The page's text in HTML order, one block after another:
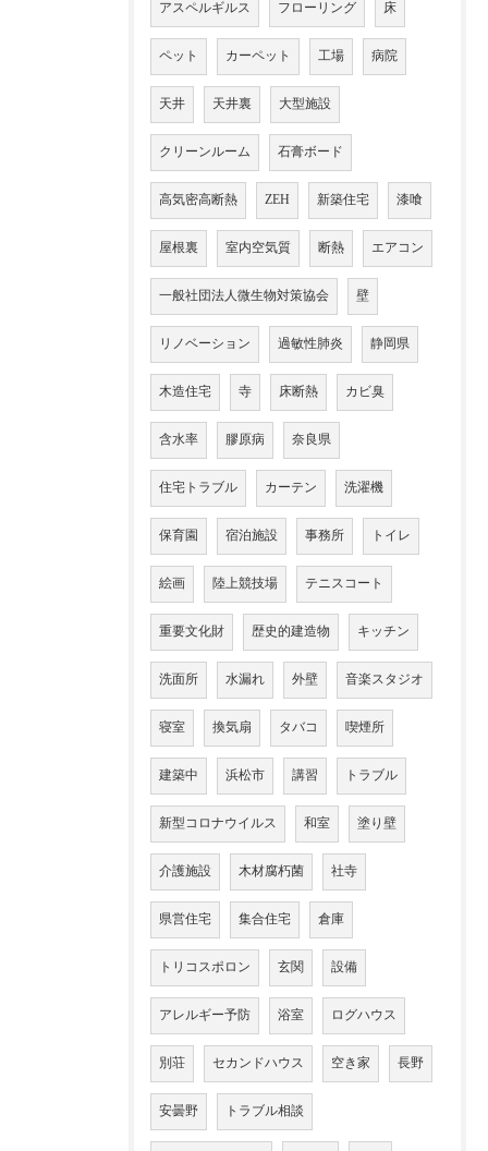
アスペルギルス フローリング 床
ペット カーペット 工場 病院
天井 天井裏 大型施設
クリーンルーム 石膏ボード
高気密高断熱 ZEH 新築住宅 漆喰
屋根裏 室内空気質 断熱 エアコン
一般社団法人微生物対策協会 壁
リノベーション 過敏性肺炎 静岡県
木造住宅 寺 床断熱 カビ臭
含水率 膠原病 奈良県
住宅トラブル カーテン 洗濯機
保育園 宿泊施設 事務所 トイレ
絵画 陸上競技場 テニスコート
重要文化財 歴史的建造物 キッチン
洗面所 水漏れ 外壁 音楽スタジオ
寝室 換気扇 タバコ 喫煙所
建築中 浜松市 講習 トラブル
新型コロナウイルス 和室 塗り壁
介護施設 木材腐朽菌 社寺
県営住宅 集合住宅 倉庫
トリコスポロン 玄関 設備
アレルギー予防 浴室 ログハウス
別荘 セカンドハウス 空き家 長野
安曇野 トラブル相談